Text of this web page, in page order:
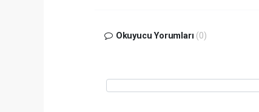
Okuyucu Yorumları (0)